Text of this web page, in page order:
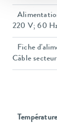
220 V; 60
Fiche
Câble